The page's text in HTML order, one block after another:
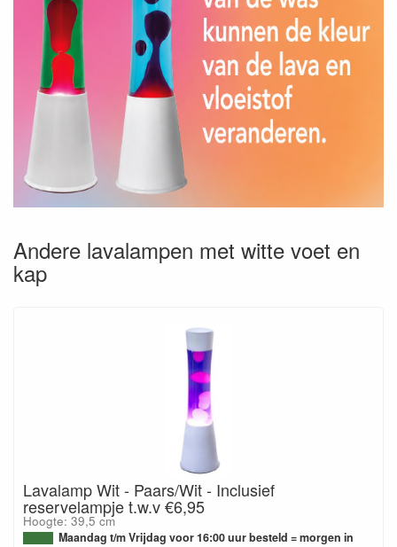
Andere lavalampen met witte voet en
kap
Lavalamp Wit - Paars/Wit - Inclusief
reservelampje t.w.v €6,95
Hoogte: 39,5 cm
Maandag t/m Vrijdag voor 16:00 uur besteld = morgen in